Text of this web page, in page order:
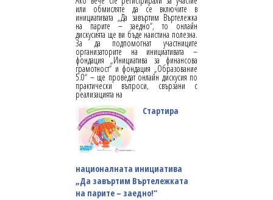
или обмисляте да се включите в
инициативата „Да завъртим Въртележка
на парите – заедно“, то онлайн
дискусията ще ви бъде наистина полезна.
За да подпомогнат участниците
организаторите на инициативата –
фондация „Инициатива за финансова
грамотност“ и фондация „Образование
5.0“ – ще проведат онлайн дискусия по
практически въпроси, свързани с
реализацията на
Стартира
националната инициатива
„Да завъртим Въртележката
на парите – заедно!“